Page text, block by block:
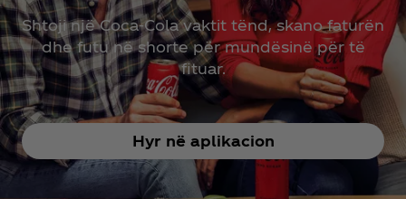
Shtoji një Coca‑Cola vaktit tënd, skano faturën
dhe futu në shorte për mundësinë për të
fituar.
Hyr në aplikacion